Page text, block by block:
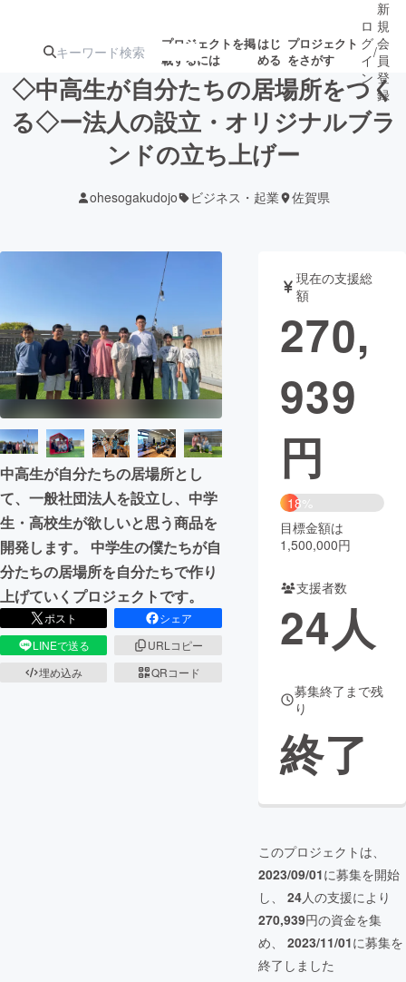
プロジェクトを掲
載するには
はじ
める
プロジェクト
をさがす
注目のリ
注目の新着プロ募集終了が近いプ
ロジェクト
テクノロジー・ガジェット
映像・映画 書籍・雑誌
ビジネス・起業 チャレンジ
まちづくり・地域活性化
CAMPFIRE for Social Good
CAMPFIRE Creation
CAMPFIREふるさと納税machi-ya コミュニティ
ロ
グ
イ
ン
/
新
規
会
員
登
録
◇中高生が自分たちの居場所をつく
る◇ー法人の設立・オリジナルブラ
ンドの立ち上げー
ohesogakudojo ビジネス・起業 佐賀県
中高生が自分たちの居場所とし
て、一般社団法人を設立し、中学
生・高校生が欲しいと思う商品を
開発します。 中学生の僕たちが自
分たちの居場所を自分たちで作り
上げていくプロジェクトです。
ポスト
シェア
LINEで送る
URLコピー
埋め込み
QRコード
現在の支援総
額
270,
939
円
18%
目標金額は
1,500,000円
支援者数
24人
募集終了まで残
り
終了
このプロジェクトは、
2023/09/01に募集を開始
し、 24人の支援により
270,939円の資金を集
め、 2023/11/01に募集を
終了しました